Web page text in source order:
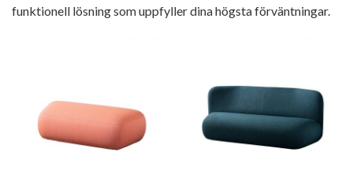
funktionell lösning som uppfyller dina högsta förväntningar.